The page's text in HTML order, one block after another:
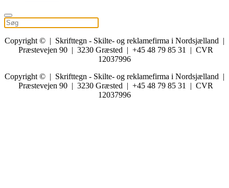
Copyright © | Skrifttegn - Skilte- og reklamefirma i Nordsjælland |
Præstevejen 90 | 3230 Græsted | +45 48 79 85 31 | CVR
12037996
Copyright © | Skrifttegn - Skilte- og reklamefirma i Nordsjælland |
Præstevejen 90 | 3230 Græsted | +45 48 79 85 31 | CVR
12037996